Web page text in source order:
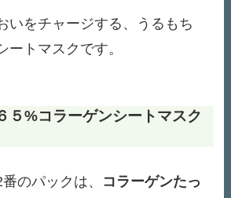
いをチャージする、うるもち
ートマスクです。
%コラーゲンシートマスク
のパックは、 コラーゲンたっ